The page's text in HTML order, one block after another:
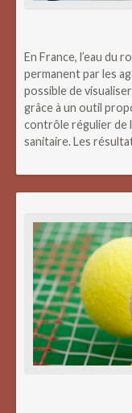
En France, l’eau du
permanent par les
possible de
grâce à un outil
contrôle régulier de
sanitaire. Les